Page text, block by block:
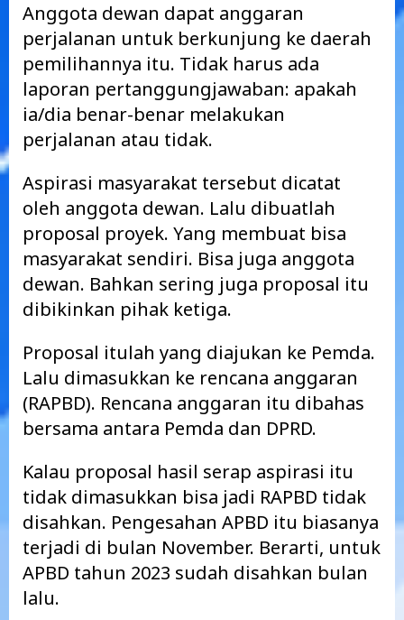
Anggota dewan dapat anggaran
perjalanan untuk berkunjung ke daerah
pemilihannya itu. Tidak harus ada
laporan pertanggungjawaban: apakah
ia/dia benar-benar melakukan
perjalanan atau tidak.
Aspirasi masyarakat tersebut dicatat
oleh anggota dewan. Lalu dibuatlah
proposal proyek. Yang membuat bisa
masyarakat sendiri. Bisa juga anggota
dewan. Bahkan sering juga proposal itu
dibikinkan pihak ketiga.
Proposal itulah yang diajukan ke Pemda.
Lalu dimasukkan ke rencana anggaran
(RAPBD). Rencana anggaran itu dibahas
bersama antara Pemda dan DPRD.
Kalau proposal hasil serap aspirasi itu
tidak dimasukkan bisa jadi RAPBD tidak
disahkan. Pengesahan APBD itu biasanya
terjadi di bulan November. Berarti, untuk
APBD tahun 2023 sudah disahkan bulan
lalu.